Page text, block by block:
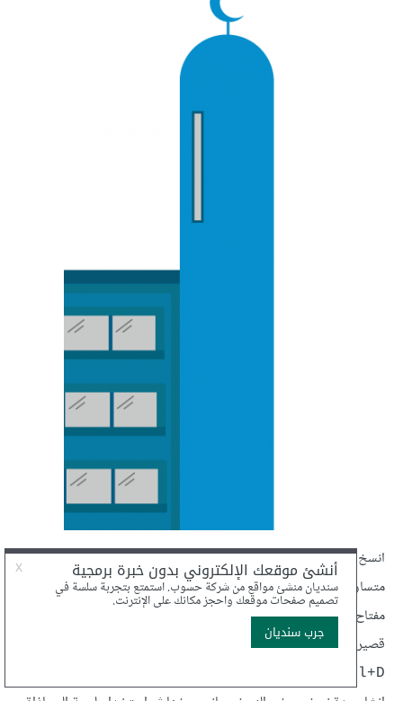
انسخ وألصق هذه النافذة عدّة مرات وضعها بجوار بعضها البعض بشكل
متساوٍ. يمكن القيام بذلك بعدّة طرق منها القيام بالاستمرار بالضغط على
مفتاح
Altثم سحب النافذة المحدّدة مسبقًا باتجاه اليمين مسافة
قصيرة ثم الإفلات لإنشاء نسخة عنها ومن ثم الضغط على الاختصار
Ctrl+D